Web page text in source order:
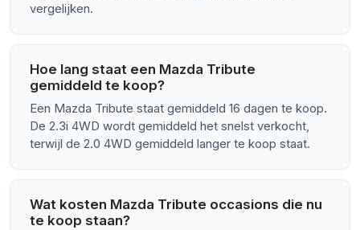
vergelijken.
Hoe lang staat een Mazda Tribute
gemiddeld te koop?
Een Mazda Tribute staat gemiddeld 16 dagen te koop.
De 2.3i 4WD wordt gemiddeld het snelst verkocht,
terwijl de 2.0 4WD gemiddeld langer te koop staat.
Wat kosten Mazda Tribute occasions die nu
te koop staan?